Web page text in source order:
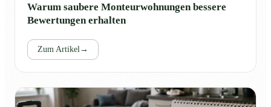
Warum saubere Monteurwohnungen bessere
Bewertungen erhalten
Zum Artikel →